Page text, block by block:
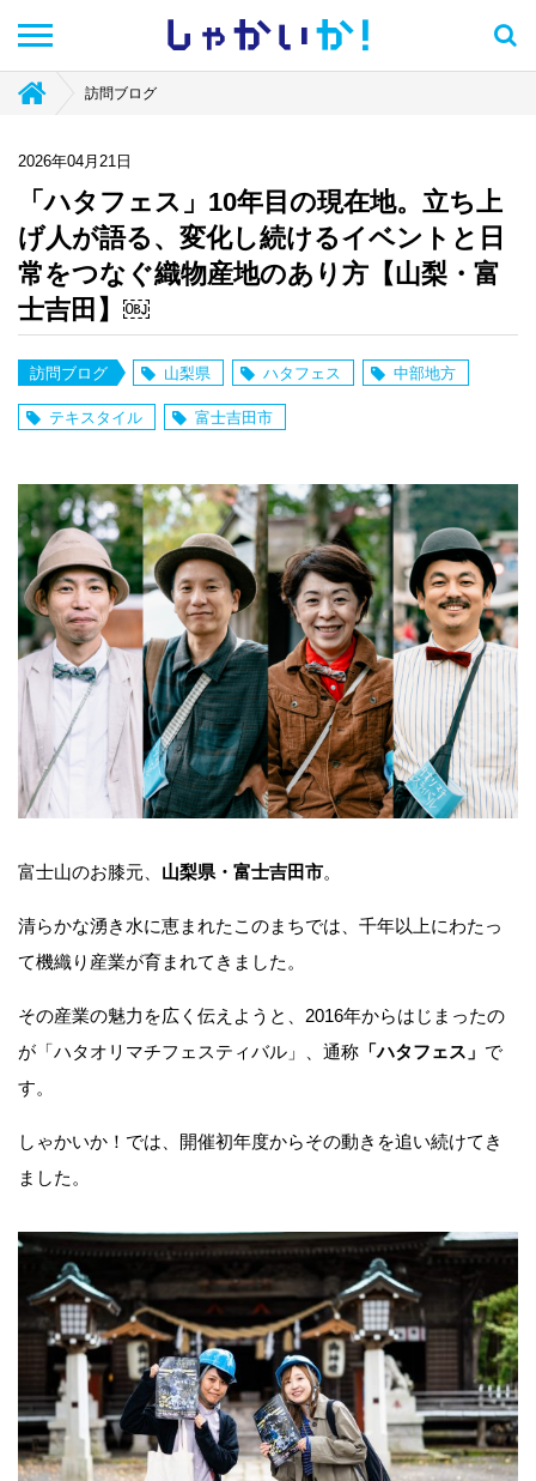
しゃかい か！
訪問ブログ
2026年04月21日
「ハタフェス」10年目の現在地。立ち上
げ人が語る、変化し続けるイベントと日
常をつなぐ織物産地のあり方【山梨・富
士吉田】￼
訪問ブログ 山梨県 ハタフェス 中部地方
テキスタイル 富士吉田市
富士山のお膝元、 山梨県・富士吉田市。
清らかな湧き水に恵まれたこのまちでは、千年以上にわたっ
て機織り産業が育まれてきました。
その産業の魅力を広く伝えようと、2016年からはじまったの
が「ハタオリマチフェスティバル」、通称 「ハタフェス」 で
す。
しゃかいか！では、開催初年度からその動きを追い続けてき
ました。